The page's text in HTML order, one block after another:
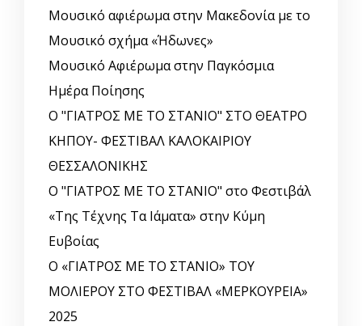
Μουσικό αφιέρωμα στην Μακεδονία με το
Μουσικό σχήμα «Ήδωνες»
Μουσικό Αφιέρωμα στην Παγκόσμια
Ημέρα Ποίησης
Ο "ΓΙΑΤΡΟΣ ΜΕ ΤΟ ΣΤΑΝΙΟ" ΣΤΟ ΘΕΑΤΡΟ
ΚΗΠΟΥ- ΦΕΣΤΙΒΑΛ ΚΑΛΟΚΑΙΡΙΟΥ
ΘΕΣΣΑΛΟΝΙΚΗΣ
Ο "ΓΙΑΤΡΟΣ ΜΕ ΤΟ ΣΤΑΝΙΟ" στο Φεστιβάλ
«Της Τέχνης Τα Ιάματα» στην Κύμη
Ευβοίας
Ο «ΓΙΑΤΡΟΣ ΜΕ ΤΟ ΣΤΑΝΙΟ» ΤΟΥ
ΜΟΛΙΕΡΟΥ ΣΤΟ ΦΕΣΤΙΒΑΛ «ΜΕΡΚΟΥΡΕΙΑ»
2025